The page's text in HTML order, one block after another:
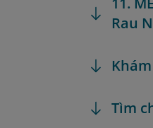
Rau
Tìm